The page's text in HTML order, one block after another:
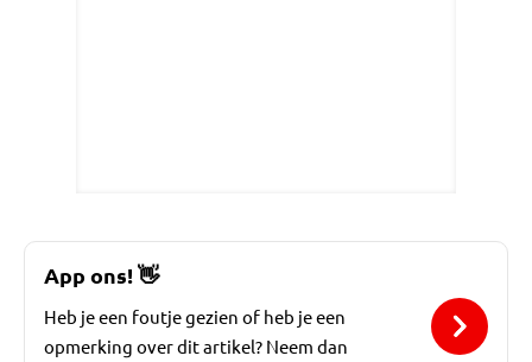
App ons!👋
Heb je een foutje gezien of heb je een
opmerking over dit artikel? Neem dan